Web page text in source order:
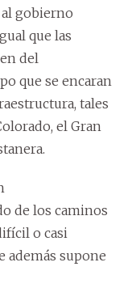
gobierno
que las
del
que se encaran
tales
el Gran
de los caminos
o casi
además supone